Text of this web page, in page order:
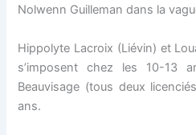
Nolwenn Guilleman dans la
Hippolyte Lacroix (Liévin) et
s’imposent chez les 10-13
Beauvisage (tous deux
ans.